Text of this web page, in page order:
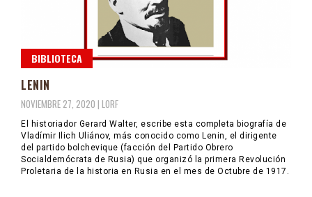
BIBLIOTECA
LENIN
NOVIEMBRE 27, 2020 | LORF
El historiador Gerard Walter, escribe esta completa biografía de
Vladímir Ilich Uliánov, más conocido como Lenin, el dirigente
del partido bolchevique (facción del Partido Obrero
Socialdemócrata de Rusia) que organizó la primera Revolución
Proletaria de la historia en Rusia en el mes de Octubre de 1917.